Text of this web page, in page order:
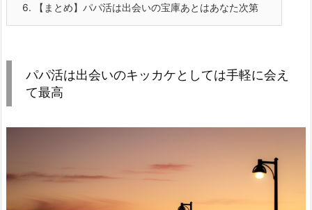
6. 【まとめ】パパ活は出会いの宝庫あとはあなた次第
パパ活は出会いのキッカケとしては手軽に会え
て最高